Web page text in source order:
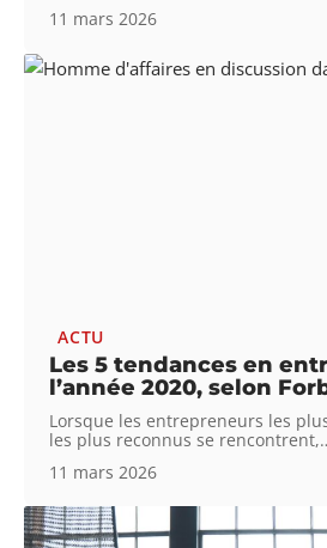
11 mars 2026
ACTU
Les 5 tendances en
l’année 2020, selon
Lorsque les entrepreneurs les
les plus reconnus se rencontrent,
11 mars 2026